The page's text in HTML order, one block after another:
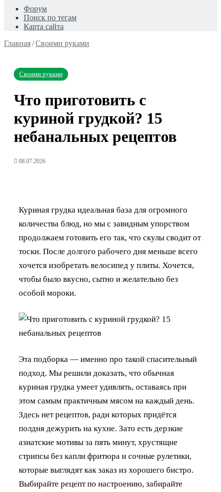
Форум
Поиск по тегам
Карта сайта
Главная/Своими руками
Своими руками
Что приготовить с
куриной грудкой? 15
небанальных рецептов
08.07.2026
Куриная грудка идеальная база для огромного
количества блюд, но мы с завидным упорством
продолжаем готовить его так, что скулы сводит от
тоски. После долгого рабочего дня меньше всего
хочется изобретать велосипед у плиты. Хочется,
чтобы было вкусно, сытно и желательно без
особой мороки.
Эта подборка — именно про такой спасительный
подход. Мы решили доказать, что обычная
куриная грудка умеет удивлять, оставаясь при
этом самым практичным мясом на каждый день.
Здесь нет рецептов, ради которых придётся
полдня дежурить на кухне. Зато есть дерзкие
азиатские мотивы за пять минут, хрустящие
стрипсы без капли фритюра и сочные рулетики,
которые выглядят как заказ из хорошего бистро.
Выбирайте рецепт по настроению, забирайте